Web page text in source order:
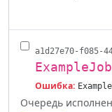
a1d27e70-f085-
ExampleJob
Ошибка:
Очередь